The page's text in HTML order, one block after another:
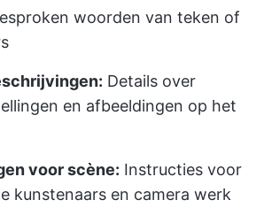
woorden van teken of
Details over
en afbeeldingen op het
voor scène: Instructies voor
kunstenaars en camera werk